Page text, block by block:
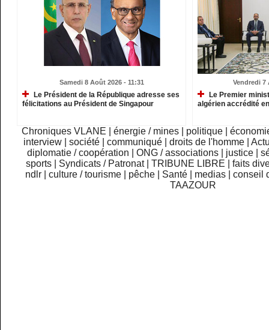
Samedi 8 Août 2026 - 11:31
Le Président de la République adresse ses
félicitations au Président de Singapour
Vendredi 7
Le Premier
algérien accrédité
Chroniques VLANE énergie / mines politique
interview
|société |communiqué |droits de l'homme |
diplomatie / coopération
ONG / associations justice
sports
Syndicats / Patronat TRIBUNE LIBRE
faits
ndlr
|culture / tourisme pêche Santé medias |conseil
TAAZOUR